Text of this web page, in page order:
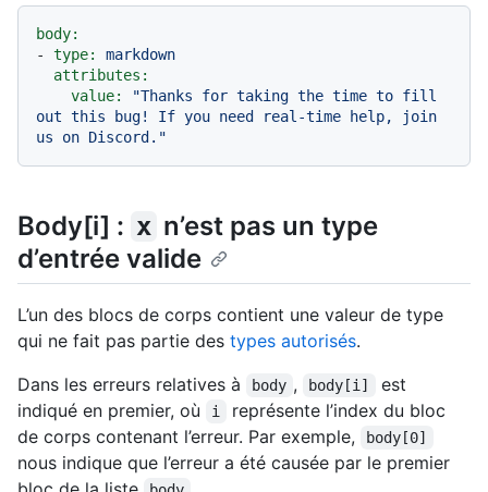
body:
-
type:
markdown
attributes:
value:
"Thanks for taking the time to fill
out this bug! If you need real-time help, join
us on Discord."
Body[i] : x n’est pas un type
d’entrée valide
L’un des blocs de corps contient une valeur de type
qui ne fait pas partie des types autorisés.
Dans les erreurs relatives à
body , body[i]
est
indiqué en premier, où
i
représente l’index du bloc
de corps contenant l’erreur. Par exemple,
body[0]
nous indique que l’erreur a été causée par le premier